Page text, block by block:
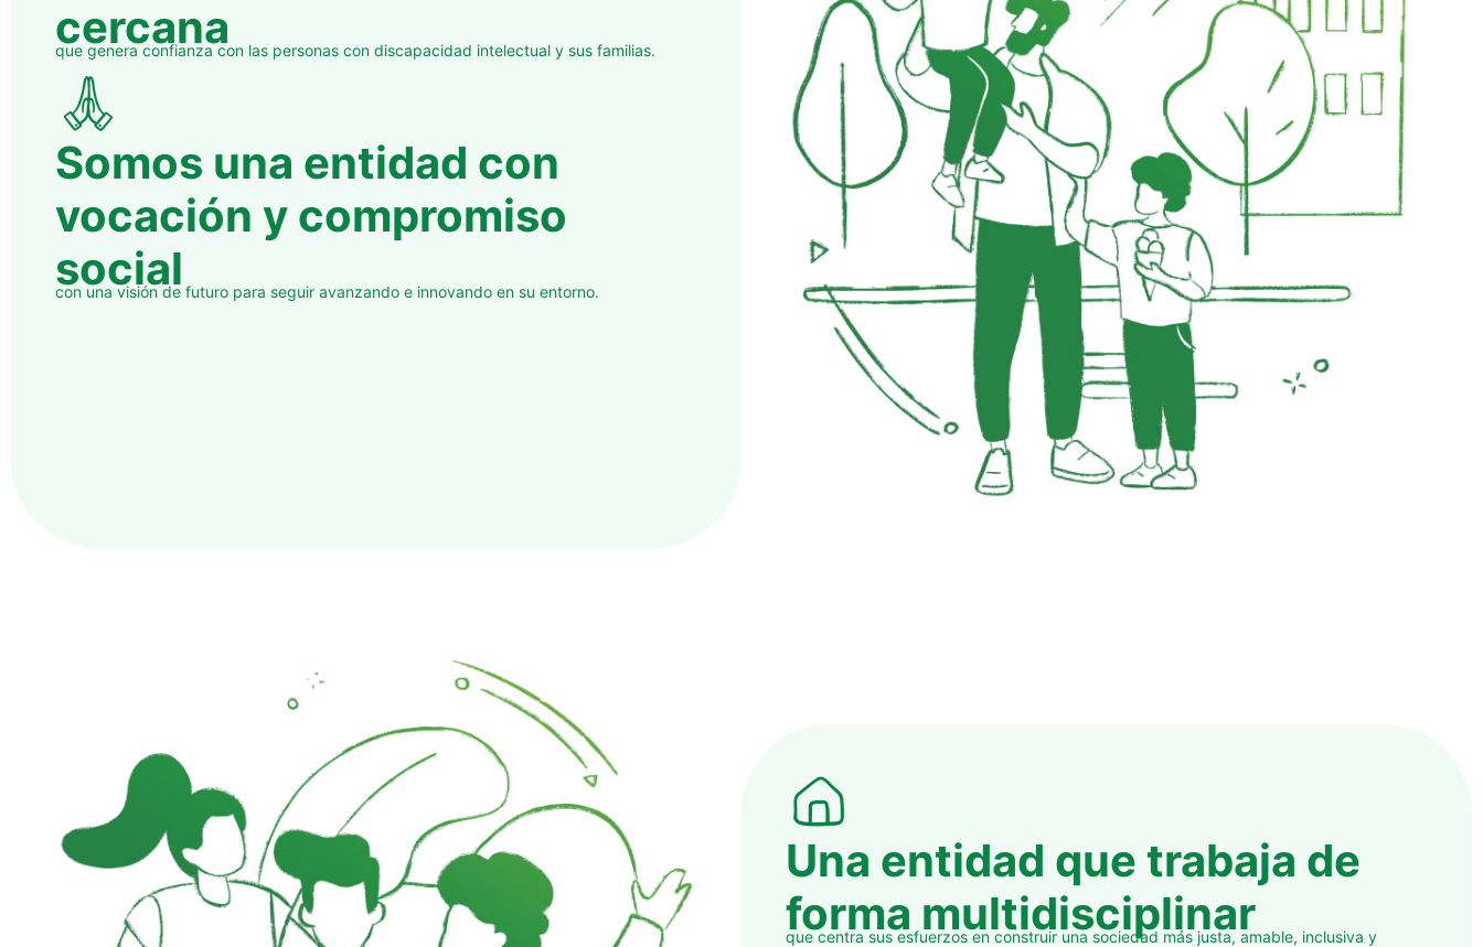
cercana
que genera confianza con las personas con discapacidad intelectual y sus familias.
Somos una entidad con
vocación y compromiso
social
con una visión de futuro para seguir avanzando e innovando en su entorno.
Una entidad que trabaja de
forma multidisciplinar
que centra sus esfuerzos en construir una sociedad más justa, amable, inclusiva y